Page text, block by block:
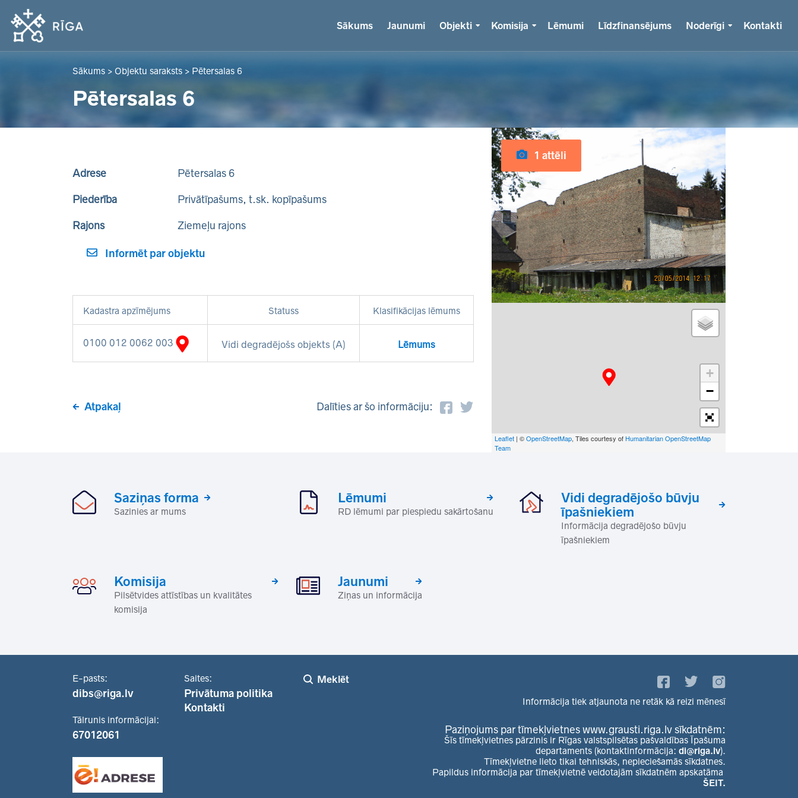
Sākums Jaunumi Objekti Komisija Lēmumi Līdzfinansējums Noderīgi Kontakti
Sākums > Objektu saraksts > Pētersalas 6
Pētersalas 6
Adrese Pētersalas 6
Piederība Privātīpašums, t.sk. kopīpašums
Rajons Ziemeļu rajons
Informēt par objektu
Kadastra apzīmējums Statuss Klasifikācijas lēmums
0100 012 0062 003 Vidi degradējošs objekts (A) Lēmums
Atpakaļ Dalīties ar šo informāciju:
1 attēli
+
−
Leaflet | ©OpenStreetMap, Tiles courtesy of Humanitarian OpenStreetMap
Team
Saziņas forma
Sazinies ar mums
Lēmumi
RD lēmumi par piespiedu sakārtošanu
Vidi degradējošo būvju
īpašniekiem
Informācija degradējošo būvju
īpašniekiem
Komisija
Pilsētvides attīstības un kvalitātes
komisija
Jaunumi
Ziņas un informācija
E-pasts:
dibs@riga.lv
Tālrunis informācijai:
67012061
Saites:
Privātuma politika
Kontakti
Meklēt
Informācija tiek atjaunota ne retāk kā reizi mēnesī
Paziņojums par tīmekļvietnes www.grausti.riga.lv sīkdatnēm:
Šīs tīmekļvietnes pārzinis ir Rīgas valstspilsētas pašvaldības Īpašuma
departaments (kontaktinformācija: di@riga.lv).
Tīmekļvietne lieto tikai tehniskās, nepieciešamās sīkdatnes.
Papildus informācija par tīmekļvietnē veidotajām sīkdatnēm apskatāma
ŠEIT.